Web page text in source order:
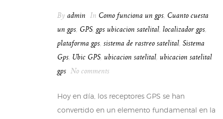
By admin In Como funciona un gps, Cuanto cuesta
un gps, GPS, gps ubicacion satelital, localizador gps,
plataforma gps, sistema de rastreo satelital, Sistema
Gps, Ubic GPS, ubicacion satelital, ubicacion satelital
gps No comments
Hoy en día, los receptores GPS se han
convertido en un elemento fundamental en la